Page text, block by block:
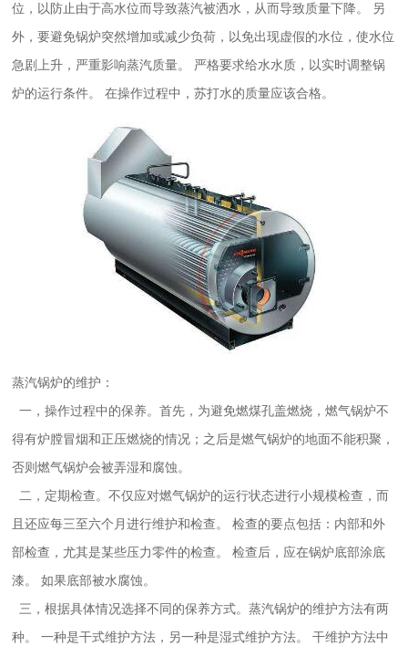
位，以防止由于高水位而导致蒸汽被洒水，从而导致质量下降。 另
外，要避免锅炉突然增加或减少负荷，以免出现虚假的水位，使水位
急剧上升，严重影响蒸汽质量。 严格要求给水水质，以实时调整锅
炉的运行条件。 在操作过程中，苏打水的质量应该合格。
蒸汽锅炉的维护：
一，操作过程中的保养。首先，为避免燃煤孔盖燃烧，燃气锅炉不
得有炉膛冒烟和正压燃烧的情况；之后是燃气锅炉的地面不能积聚，
否则燃气锅炉会被弄湿和腐蚀。
二，定期检查。不仅应对燃气锅炉的运行状态进行小规模检查，而
且还应每三至六个月进行维护和检查。 检查的要点包括：内部和外
部检查，尤其是某些压力零件的检查。 检查后，应在锅炉底部涂底
漆。 如果底部被水腐蚀。
三，根据具体情况选择不同的保养方式。蒸汽锅炉的维护方法有两
种。 一种是干式维护方法，另一种是湿式维护方法。 干维护方法中